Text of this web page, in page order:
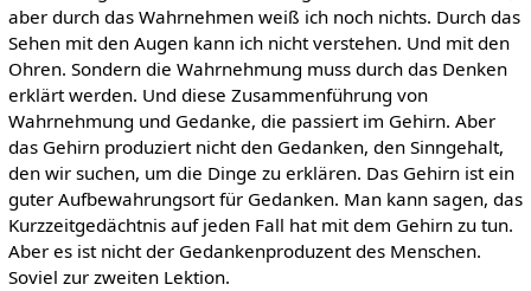
aber durch das Wahrnehmen weiß ich noch nichts. Durch das
Sehen mit den Augen kann ich nicht verstehen. Und mit den
Ohren. Sondern die Wahrnehmung muss durch das Denken
erklärt werden. Und diese Zusammenführung von
Wahrnehmung und Gedanke, die passiert im Gehirn. Aber
das Gehirn produziert nicht den Gedanken, den Sinngehalt,
den wir suchen, um die Dinge zu erklären. Das Gehirn ist ein
guter Aufbewahrungsort für Gedanken. Man kann sagen, das
Kurzzeitgedächtnis auf jeden Fall hat mit dem Gehirn zu tun.
Aber es ist nicht der Gedankenproduzent des Menschen.
Soviel zur zweiten Lektion.